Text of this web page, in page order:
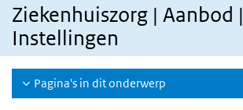
Ziekenhuiszorg | Aanbod |
Instellingen
Pagina's in dit onderwerp